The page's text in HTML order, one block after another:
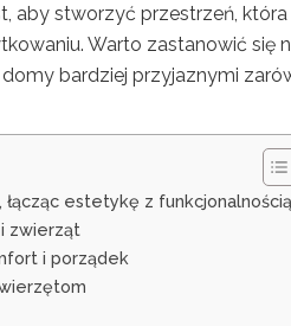
aby stworzyć przestrzeń,
Warto zastanowić się
bardziej przyjaznymi
estetykę z
zwierząt
i porządek